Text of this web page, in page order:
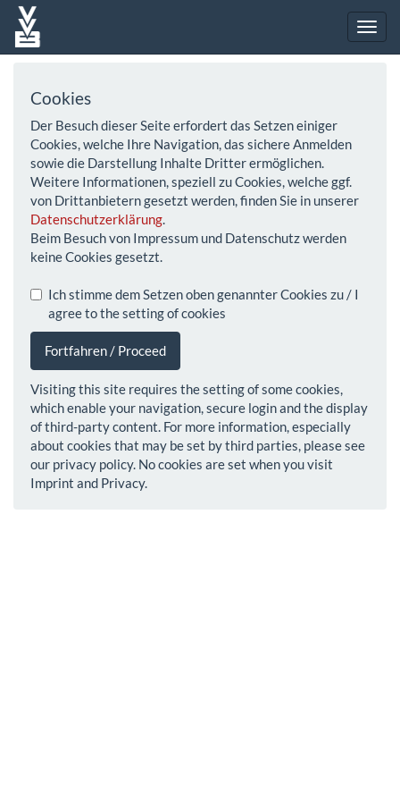
Cookies
Der Besuch dieser Seite erfordert das Setzen einiger
Cookies, welche Ihre Navigation, das sichere Anmelden
sowie die Darstellung Inhalte Dritter ermöglichen.
Weitere Informationen, speziell zu Cookies, welche ggf.
von Drittanbietern gesetzt werden, finden Sie in unserer
Datenschutzerklärung.
Beim Besuch von Impressum und Datenschutz werden
keine Cookies gesetzt.
Ich stimme dem Setzen oben genannter Cookies zu / I
agree to the setting of cookies
Fortfahren / Proceed
Visiting this site requires the setting of some cookies,
which enable your navigation, secure login and the display
of third-party content. For more information, especially
about cookies that may be set by third parties, please see
our privacy policy. No cookies are set when you visit
Imprint and Privacy.